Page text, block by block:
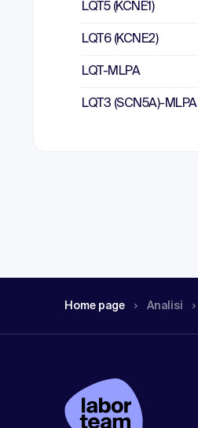
LQT5 (KCNE1)
LQT6 (KCNE2)
LQT-MLPA
LQT3 (SCN5A)-MLPA
Home page Analisi